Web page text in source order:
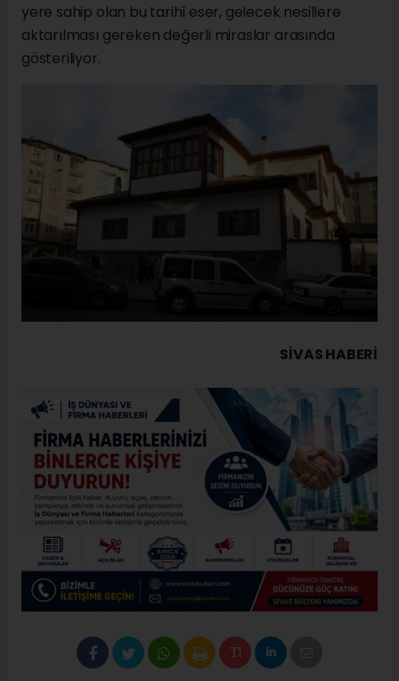
yere sahip olan bu tarihî eser, gelecek nesillere
aktarılması gereken değerli miraslar arasında
gösteriliyor.
SIVAS HABERİ